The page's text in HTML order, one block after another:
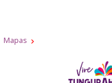
Mapas